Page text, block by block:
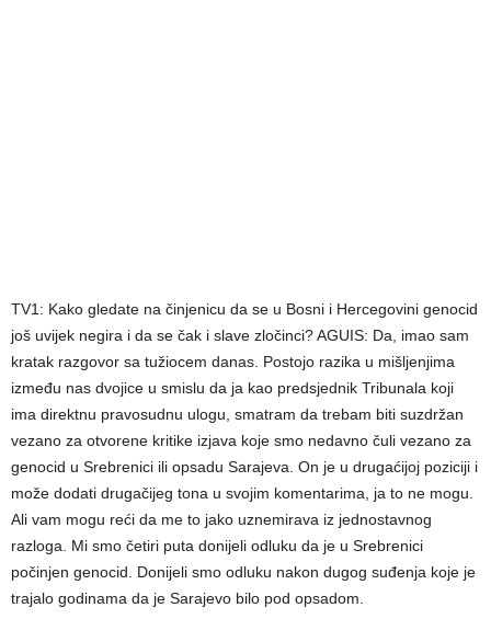
TV1: Kako gledate na činjenicu da se u Bosni i Hercegovini genocid
još uvijek negira i da se čak i slave zločinci? AGUIS: Da, imao sam
kratak razgovor sa tužiocem danas. Postojo razika u mišljenjima
između nas dvojice u smislu da ja kao predsjednik Tribunala koji
ima direktnu pravosudnu ulogu, smatram da trebam biti suzdržan
vezano za otvorene kritike izjava koje smo nedavno čuli vezano za
genocid u Srebrenici ili opsadu Sarajeva. On je u drugaćijoj poziciji i
može dodati drugačijeg tona u svojim komentarima, ja to ne mogu.
Ali vam mogu reći da me to jako uznemirava iz jednostavnog
razloga. Mi smo četiri puta donijeli odluku da je u Srebrenici
počinjen genocid. Donijeli smo odluku nakon dugog suđenja koje je
trajalo godinama da je Sarajevo bilo pod opsadom.